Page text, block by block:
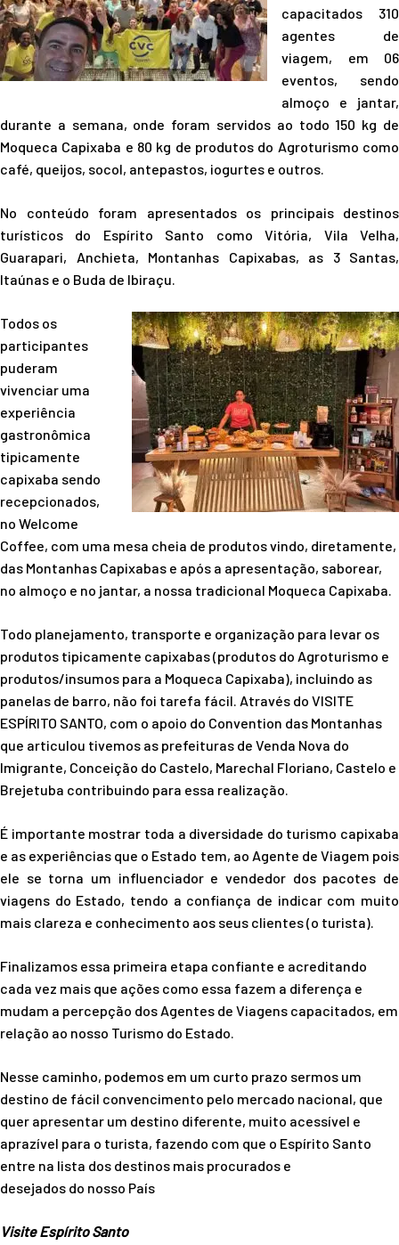
capacitados 310
agentes de
viagem, em 06
eventos, sendo
almoço e jantar,
durante a semana, onde foram servidos ao todo 150 kg de
Moqueca Capixaba e 80 kg de produtos do Agroturismo como
café, queijos, socol, antepastos, iogurtes e outros.
No conteúdo foram apresentados os principais destinos
turísticos do Espírito Santo como Vitória, Vila Velha,
Guarapari, Anchieta, Montanhas Capixabas, as 3 Santas,
Itaúnas e o Buda de Ibiraçu.
Todos os
participantes
puderam
vivenciar uma
experiência
gastronômica
tipicamente
capixaba sendo
recepcionados,
no Welcome
Coffee, com uma mesa cheia de produtos vindo, diretamente,
das Montanhas Capixabas e após a apresentação, saborear,
no almoço e no jantar, a nossa tradicional Moqueca Capixaba.
Todo planejamento, transporte e organização para levar os
produtos tipicamente capixabas (produtos do Agroturismo e
produtos/insumos para a Moqueca Capixaba), incluindo as
panelas de barro, não foi tarefa fácil. Através do VISITE
ESPÍRITO SANTO, com o apoio do Convention das Montanhas
que articulou tivemos as prefeituras de Venda Nova do
Imigrante, Conceição do Castelo, Marechal Floriano, Castelo e
Brejetuba contribuindo para essa realização.
É importante mostrar toda a diversidade do turismo capixaba
e as experiências que o Estado tem, ao Agente de Viagem pois
ele se torna um influenciador e vendedor dos pacotes de
viagens do Estado, tendo a confiança de indicar com muito
mais clareza e conhecimento aos seus clientes (o turista).
Finalizamos essa primeira etapa confiante e acreditando
cada vez mais que ações como essa fazem a diferença e
mudam a percepção dos Agentes de Viagens capacitados, em
relação ao nosso Turismo do Estado.
Nesse caminho, podemos em um curto prazo sermos um
destino de fácil convencimento pelo mercado nacional, que
quer apresentar um destino diferente, muito acessível e
aprazível para o turista, fazendo com que o Espírito Santo
entre na lista dos destinos mais procurados e
desejados do nosso País
Visite Espírito Santo